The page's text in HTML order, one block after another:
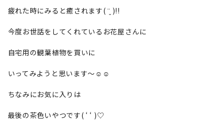
疲れた時にみると癒されます( ¨̮ )!!
今度お世話をしてくれているお花屋さんに
自宅用の観葉植物を買いに
いってみようと思います～☺︎︎☺︎︎
ちなみにお気に入りは
最後の茶色いやつです( ‘ ‘ )♡